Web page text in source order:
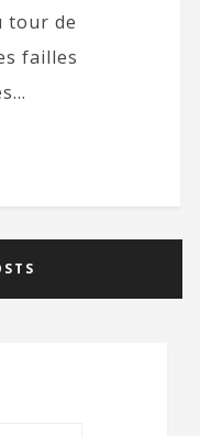
tour de
failles